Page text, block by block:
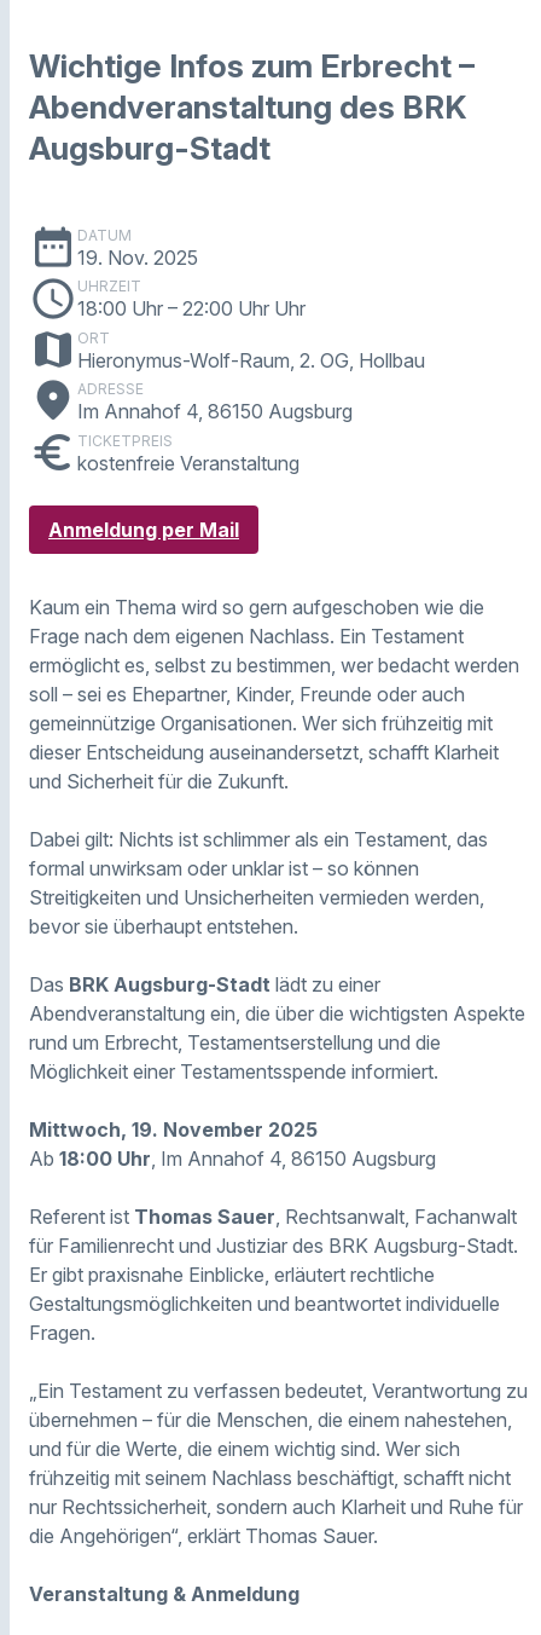
Wichtige Infos zum Erbrecht –
Abendveranstaltung des BRK
Augsburg-Stadt
date_range DATUM
19. Nov. 2025
schedule UHRZEIT
18:00 Uhr – 22:00 Uhr Uhr
map ORT
Hieronymus-Wolf-Raum, 2. OG, Hollbau
place ADRESSE
Im Annahof 4, 86150 Augsburg
euro TICKETPREIS
kostenfreie Veranstaltung
Anmeldung per Mail
Kaum ein Thema wird so gern aufgeschoben wie die
Frage nach dem eigenen Nachlass. Ein Testament
ermöglicht es, selbst zu bestimmen, wer bedacht werden
soll – sei es Ehepartner, Kinder, Freunde oder auch
gemeinnützige Organisationen. Wer sich frühzeitig mit
dieser Entscheidung auseinandersetzt, schafft Klarheit
und Sicherheit für die Zukunft.
Dabei gilt: Nichts ist schlimmer als ein Testament, das
formal unwirksam oder unklar ist – so können
Streitigkeiten und Unsicherheiten vermieden werden,
bevor sie überhaupt entstehen.
Das BRK Augsburg-Stadt lädt zu einer
Abendveranstaltung ein, die über die wichtigsten Aspekte
rund um Erbrecht, Testamentserstellung und die
Möglichkeit einer Testamentsspende informiert.
Mittwoch, 19. November 2025
Ab 18:00 Uhr , Im Annahof 4, 86150 Augsburg
Referent ist Thomas Sauer , Rechtsanwalt, Fachanwalt
für Familienrecht und Justiziar des BRK Augsburg-Stadt.
Er gibt praxisnahe Einblicke, erläutert rechtliche
Gestaltungsmöglichkeiten und beantwortet individuelle
Fragen.
„Ein Testament zu verfassen bedeutet, Verantwortung zu
übernehmen – für die Menschen, die einem nahestehen,
und für die Werte, die einem wichtig sind. Wer sich
frühzeitig mit seinem Nachlass beschäftigt, schafft nicht
nur Rechtssicherheit, sondern auch Klarheit und Ruhe für
die Angehörigen“, erklärt Thomas Sauer.
Veranstaltung & Anmeldung